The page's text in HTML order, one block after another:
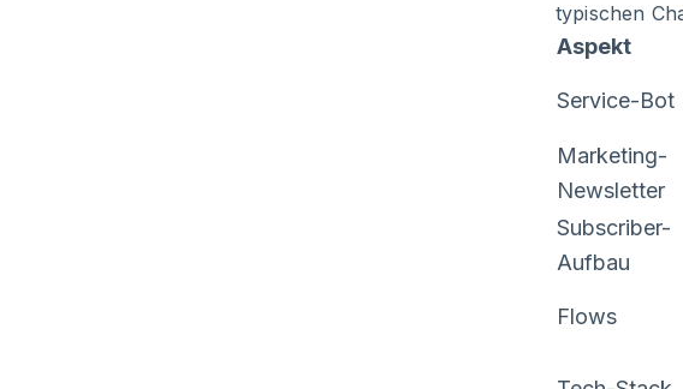
typischen
Aspekt
Service-Bot
Marketing-
Newsletter
Subscriber-
Aufbau
Flows